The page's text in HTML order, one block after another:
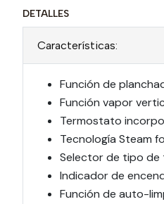
DETALLES
Características:
Función de
Función vapor
Termostato
Tecnología Steam
Selector de tipo de
Indicador de
Función de auto-